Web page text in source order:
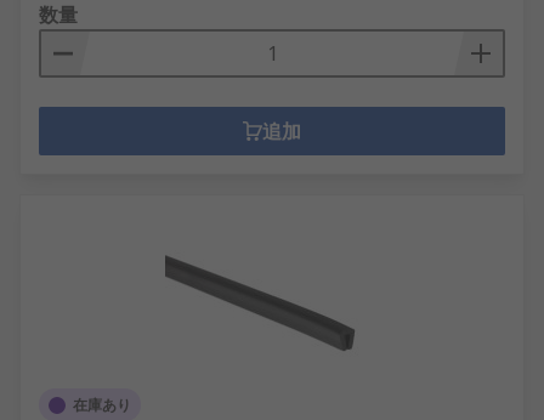
数量
追加
在庫あり